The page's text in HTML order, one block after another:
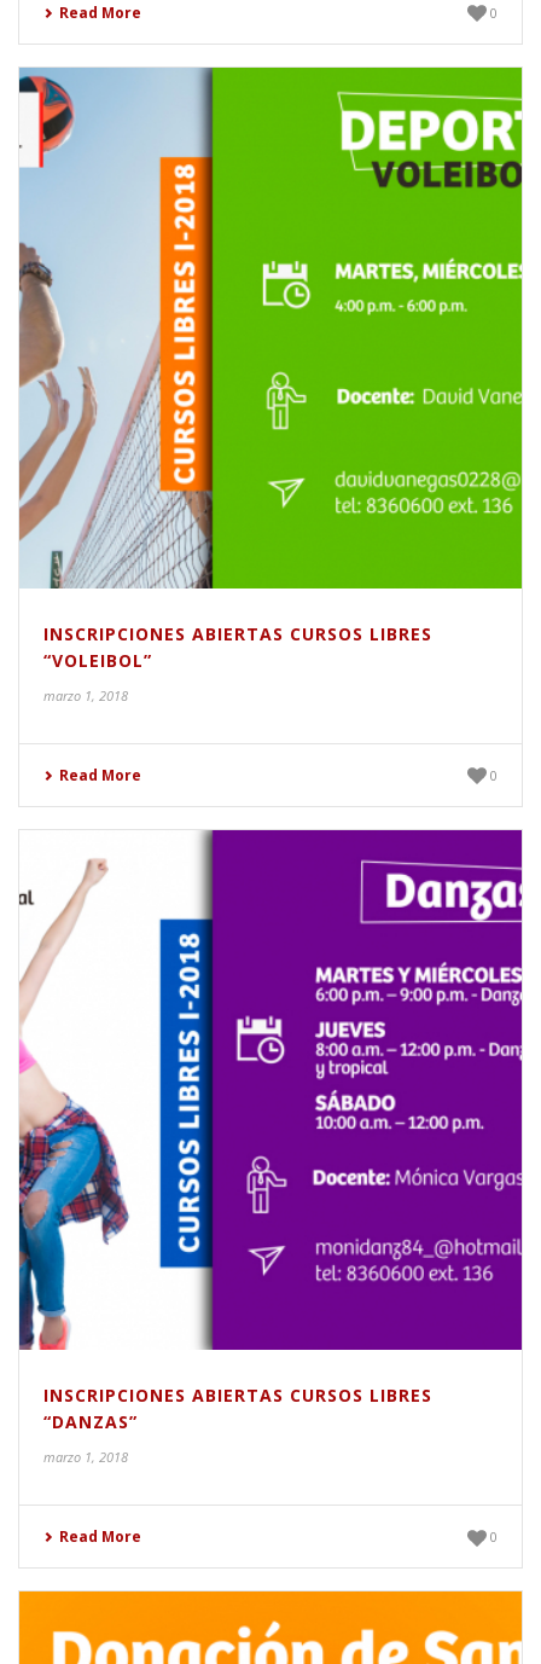
Read More 0
INSCRIPCIONES ABIERTAS CURSOS LIBRES
“VOLEIBOL”
marzo 1, 2018
Read More 0
INSCRIPCIONES ABIERTAS CURSOS LIBRES
“DANZAS”
marzo 1, 2018
Read More 0